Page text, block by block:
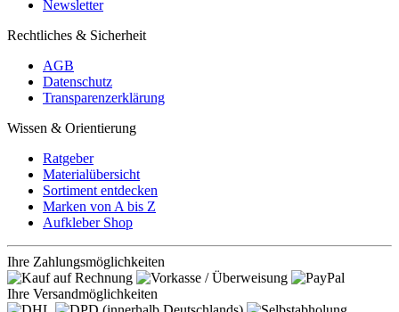
Newsletter
Rechtliches & Sicherheit
AGB
Datenschutz
Transparenzerklärung
Wissen & Orientierung
Ratgeber
Materialübersicht
Sortiment entdecken
Marken von A bis Z
Aufkleber Shop
Ihre Zahlungsmöglichkeiten
Ihre Versandmöglichkeiten